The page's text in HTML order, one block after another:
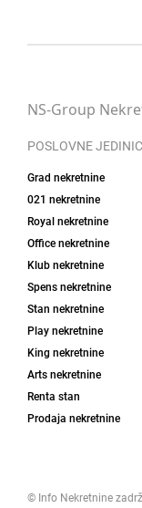
NS-Group
POSLOVNE
Grad nekretnine
021 nekretnine
Royal nekretnine
Office nekretnine
Klub nekretnine
Spens nekretnine
Stan nekretnine
Play nekretnine
King nekretnine
Arts nekretnine
Renta stan
Prodaja nekretnine
© Info Nekretnine